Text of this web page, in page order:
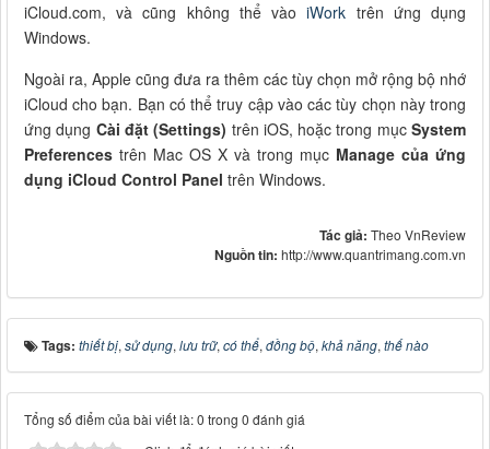
iCloud.com, và cũng không thể vàoiWork trên ứng dụng
Windows.
Ngoài ra, Apple cũng đưa ra thêm các tùy chọn mở rộng bộ nhớ
iCloud cho bạn. Bạn có thể truy cập vào các tùy chọn này trong
ứng dụng Cài đặt (Settings) trên iOS, hoặc trong mụcSystem
Preferences trên Mac OS X và trong mục Manage của ứng
dụng iCloud Control Panel trên Windows.
Tác giả: Theo VnReview
Nguồn tin: http://www.quantrimang.com.vn
Tags: thiết bị, sử dụng, lưu trữ, có thể, đồng bộ, khả năng, thế nào
Tổng số điểm của bài viết là: 0 trong 0 đánh giá